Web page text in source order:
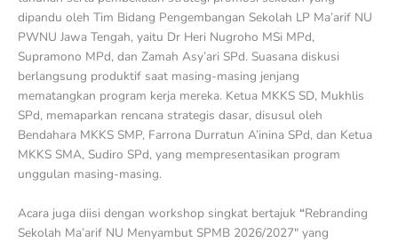
dipandu oleh Tim Bidang Pengembangan Sekolah LP Ma’arif NU
PWNU Jawa Tengah, yaitu Dr Heri Nugroho MSi MPd,
Supramono MPd, dan Zamah Asy’ari SPd. Suasana diskusi
berlangsung produktif saat masing-masing jenjang
mematangkan program kerja mereka. Ketua MKKS SD, Mukhlis
SPd, memaparkan rencana strategis dasar, disusul oleh
Bendahara MKKS SMP, Farrona Durratun A’inina SPd, dan Ketua
MKKS SMA, Sudiro SPd, yang mempresentasikan program
unggulan masing-masing.
Acara juga diisi dengan workshop singkat bertajuk “Rebranding
Sekolah Ma’arif NU Menyambut SPMB 2026/2027″ yang